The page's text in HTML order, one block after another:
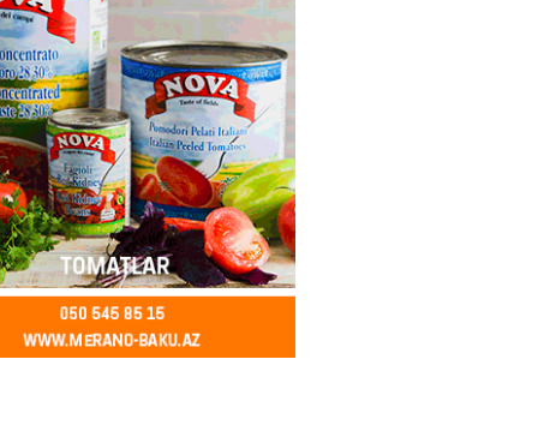
yüksək vəzifə
- 12:45 93
İssık-Kul gölündən gəzinti
paylaşıb
- 12:30 70
rayonunda 70 min manat